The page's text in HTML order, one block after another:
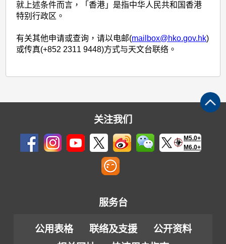
就上述条件而言，「香港」是指中华人民共和国香港
特别行政区。
有关其他申请或查询，请以电邮(mailbox@hko.gov.hk)
或传真(+852 2311 9448)方式与天文台联络。
关注我们
M5.0+
M6.0+
服务台
公用表格 联络及支援
公开资料